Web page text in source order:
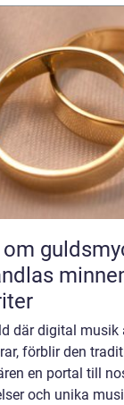
där digital
förblir den
en portal till
och unika